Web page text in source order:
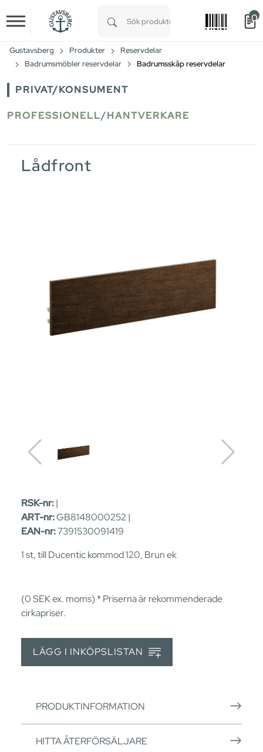
Skip to main content
0
Gustavsberg Produkter
Reservdelar
Badrumsmöbler reservdelar
Badrumsskåp reservdelar
PRIVAT/KONSUMENT
PROFESSIONELL/HANTVERKARE
Lådfront
RSK-nr:|
ART-nr:GB8148000252 |
EAN-nr:7391530091419
1 st, till Ducentic kommod 120, Brun ek
(0SEKex. moms) * Priserna är rekommenderade
cirkapriser.
LÄGG I INKÖPSLISTAN
PRODUKTINFORMATION
HITTA ÅTERFÖRSÄLJARE